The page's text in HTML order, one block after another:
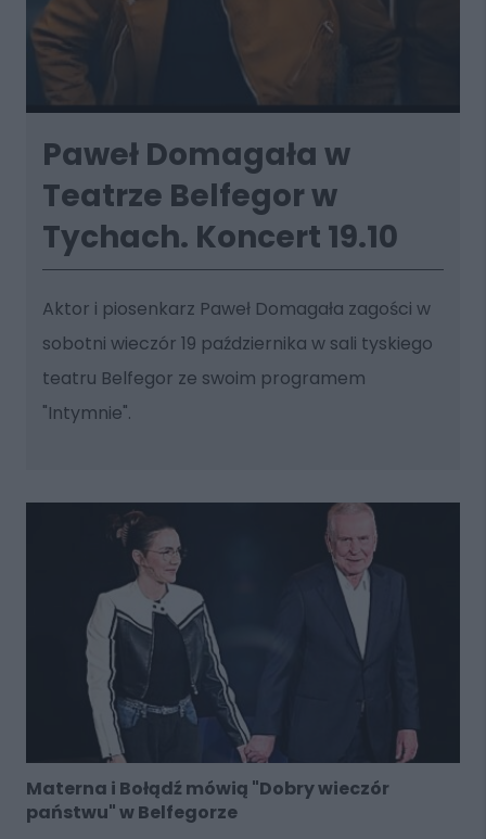
Paweł Domagała w
Teatrze Belfegor w
Tychach. Koncert 19.10
Aktor i piosenkarz Paweł Domagała zagości w
sobotni wieczór 19 października w sali tyskiego
teatru Belfegor ze swoim programem
"Intymnie".
Materna i Bołądź mówią "Dobry wieczór
państwu" w Belfegorze